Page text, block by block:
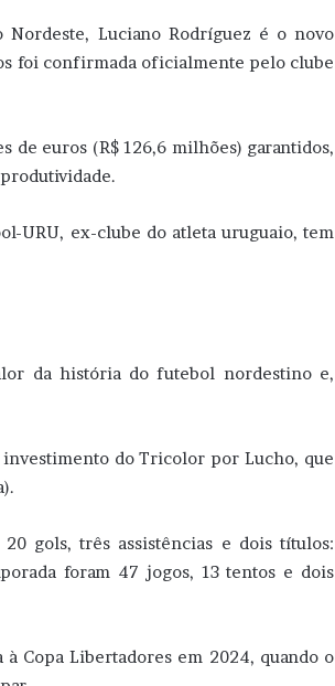
Luciano Rodríguez é o novo
foi confirmada oficialmente pelo clube
de euros (R$ 126,6 milhões) garantidos,
URU, ex-clube do atleta uruguaio, tem
da história do futebol nordestino e,
investimento do Tricolor por Lucho, que
gols, três assistências e dois títulos:
foram 47 jogos, 13 tentos e dois
Copa Libertadores em 2024, quando o